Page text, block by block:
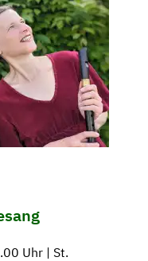
Uhr | St.